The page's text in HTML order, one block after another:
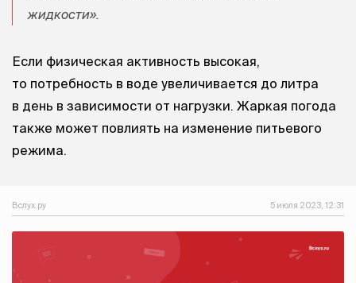
жидкости».
Если физическая активность высокая,
то потребность в воде увеличивается до литра
в день в зависимости от нагрузки. Жаркая погода
также может повлиять на изменение питьевого
режима.
Вслух.ру 5 июля 2023, 12:31